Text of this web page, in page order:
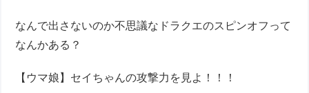
なんで出さないのか不思議なドラクエのスピンオフって
なんかある？
【ウマ娘】セイちゃんの攻撃力を見よ！！！